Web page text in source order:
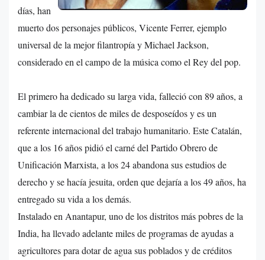
días, han
muerto dos personajes públicos, Vicente Ferrer, ejemplo
universal de la mejor filantropía y Michael Jackson,
considerado en el campo de la música como el Rey del pop.
El primero ha dedicado su larga vida, falleció con 89 años, a
cambiar la de cientos de miles de desposeídos y es un
referente internacional del trabajo humanitario. Este Catalán,
que a los 16 años pidió el carné del Partido Obrero de
Unificación Marxista, a los 24 abandona sus estudios de
derecho y se hacía jesuita, orden que dejaría a los 49 años, ha
entregado su vida a los demás.
Instalado en Anantapur, uno de los distritos más pobres de la
India, ha llevado adelante miles de programas de ayudas a
agricultores para dotar de agua sus poblados y de créditos